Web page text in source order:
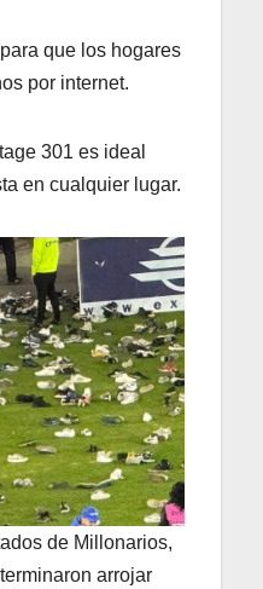
que los hogares
por internet.
301 es ideal
en cualquier lugar.
de Millonarios,
arrojar